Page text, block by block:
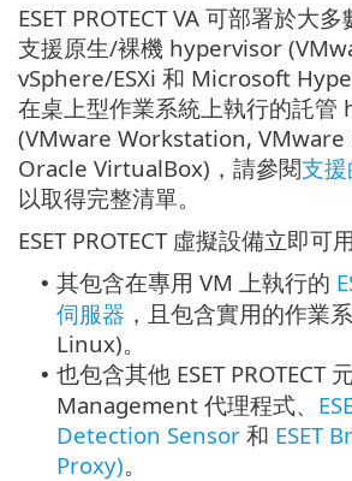
ESET PROTECT VA 可部署於大
支援原生/裸機 hypervisor
vSphere/ESXi 和 Microsoft
在桌上型作業系統上執行的託管
(VMware Workstation, VMware
Oracle VirtualBox)，請參閱支
以取得完整清單。
ESET PROTECT 虛擬設備立即可
• 其包含在專用 VM 上執行的
伺服器 ，且包含實用的作業
Linux)。
• 也包含其他 ESET PROTECT
Management 代理程式、
Detection Sensor 和 ESET
Proxy)。